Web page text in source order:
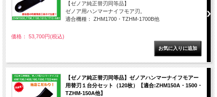
【ゼノア純正替刃同等品】
ゼノア用ハンマーナイフモア刃。
適合機種： ZHM1700・TZHM-1700B他
価格： 53,700円(税込)
【ゼノア純正替刃同等品】ゼノアハンマーナイフモアー
用替刃１台分セット（120枚）【適合:ZHM150A・1500・
TZHM-150A他】